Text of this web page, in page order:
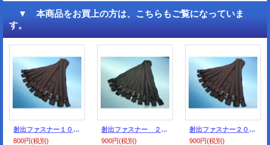
▼ 本商品をお買上の方は、こちらもご覧になっていま
す。
射出ファスナー１０ｃｍ濃茶 #570色（１０本セット）
800円(税別)
射出ファスナー ２０ｃｍ 黒 （１０本セット）
900円(税別)
射出ファスナー２０ｃｍ濃茶 #570色（１０本セット）
900円(税別)